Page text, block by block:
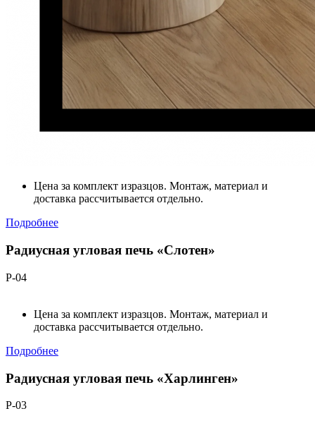
Цена за комплект изразцов. Монтаж, материал и
доставка рассчитывается отдельно.
Подробнее
Радиусная угловая печь «Слотен»
Р-04
Цена за комплект изразцов. Монтаж, материал и
доставка рассчитывается отдельно.
Подробнее
Радиусная угловая печь «Харлинген»
Р-03